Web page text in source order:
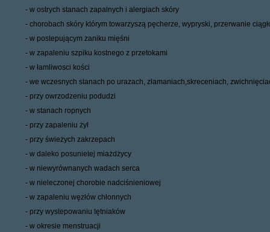
- w ostrych stanach zapalnych i alergiach skóry
- chorobach skóry którym towarzyszą pęcherze, wypryski, przerwanie
- w postepującym zaniku mięśni
- w zapaleniu szpiku kostnego z przetokami
- w łamliwosci kości
- we wczesnych stanach po urazach, złamaniach,skreceniach,
- przy owrzodzeniu podudzi
- w stanach ropnych
- przy zapaleniu żył
- przy świeżych zakrzepach
- w daleko posunietej miażdżycy
- w niewyrównanych wadach serca
- w nieleczonej chorobie nadciśnieniowej
- w zapaleniu węzłów chłonnych
- przy wystepowaniu tętniaków
- w okresie menstruacji